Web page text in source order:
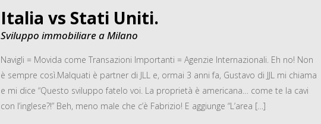
Italia vs Stati Uniti.
Sviluppo immobiliare a Milano
Navigli = Movida come Transazioni Importanti = Agenzie Internazionali. Eh no! Non
è sempre così.Malquati è partner di JLL e, ormai 3 anni fa, Gustavo di JJL mi chiama
e mi dice “Questo sviluppo fatelo voi. La proprietà è americana… come te la cavi
con l’inglese?!” Beh, meno male che c’è Fabrizio! E aggiunge “L’area […]